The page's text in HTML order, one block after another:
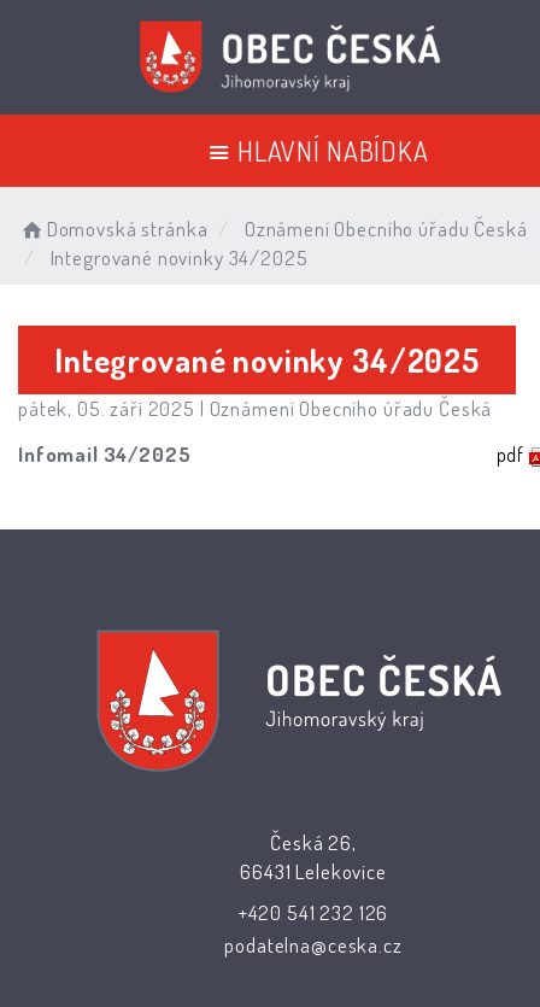
HLAVNÍ NABÍDKA
Domovská stránka
Oznámení Obecního úřadu Česká
Integrované novinky 34/2025
Integrované novinky 34/2025
pátek, 05. září 2025 | Oznámení Obecního úřadu Česká
Infomail 34/2025
pdf
Česká 26,
66431 Lelekovice
+420 541 232 126
podatelna@ceska.cz